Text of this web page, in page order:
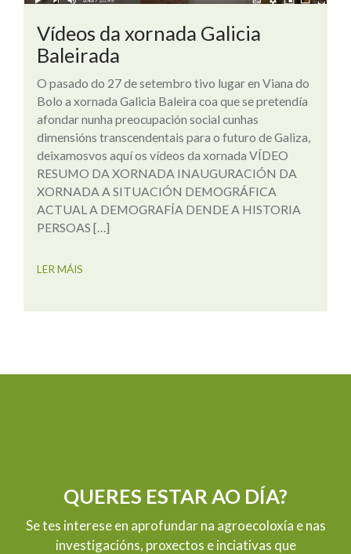
Vídeos da xornada Galicia
Baleirada
O pasado do 27 de setembro tivo lugar en Viana do
Bolo a xornada Galicia Baleira coa que se pretendía
afondar nunha preocupación social cunhas
dimensións transcendentais para o futuro de Galiza,
deixamosvos aquí os vídeos da xornada VÍDEO
RESUMO DA XORNADA INAUGURACIÓN DA
XORNADA A SITUACIÓN DEMOGRÁFICA
ACTUAL A DEMOGRAFÍA DENDE A HISTORIA
PERSOAS […]
LER MÁIS
QUERES ESTAR AO DÍA?
Se tes interese en aprofundar na agroecoloxía e nas
investigacións, proxectos e inciativas que